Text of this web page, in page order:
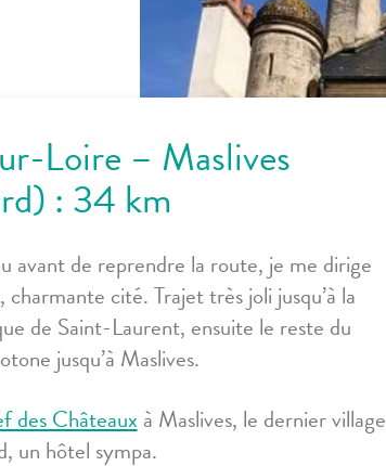
Loire – Maslives
: 34 km
avant de reprendre la route, je me dirige
, charmante cité. Trajet très joli jusqu’à la
de Saint-Laurent, ensuite le reste du
jusqu’à Maslives.
des Châteaux à Maslives, le dernier village
un hôtel sympa.